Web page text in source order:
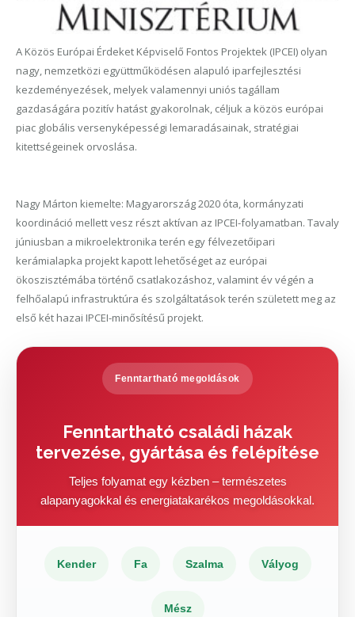
A Közös Európai Érdeket Képviselő Fontos Projektek (IPCEI) olyan
nagy, nemzetközi együttműködésen alapuló iparfejlesztési
kezdeményezések, melyek valamennyi uniós tagállam
gazdaságára pozitív hatást gyakorolnak, céljuk a közös európai
piac globális versenyképességi lemaradásainak, stratégiai
kitettségeinek orvoslása.
Nagy Márton kiemelte: Magyarország 2020 óta, kormányzati
koordináció mellett vesz részt aktívan az IPCEI-folyamatban. Tavaly
júniusban a mikroelektronika terén egy félvezetőipari
kerámialapka projekt kapott lehetőséget az európai
ökoszisztémába történő csatlakozáshoz, valamint év végén a
felhőalapú infrastruktúra és szolgáltatások terén született meg az
első két hazai IPCEI-minősítésű projekt.
Fenntartható megoldások
Fenntartható családi házak
tervezése, gyártása és felépítése
Teljes folyamat egy kézben – természetes
alapanyagokkal és energiatakarékos megoldásokkal.
Kender Fa Szalma Vályog
Mész